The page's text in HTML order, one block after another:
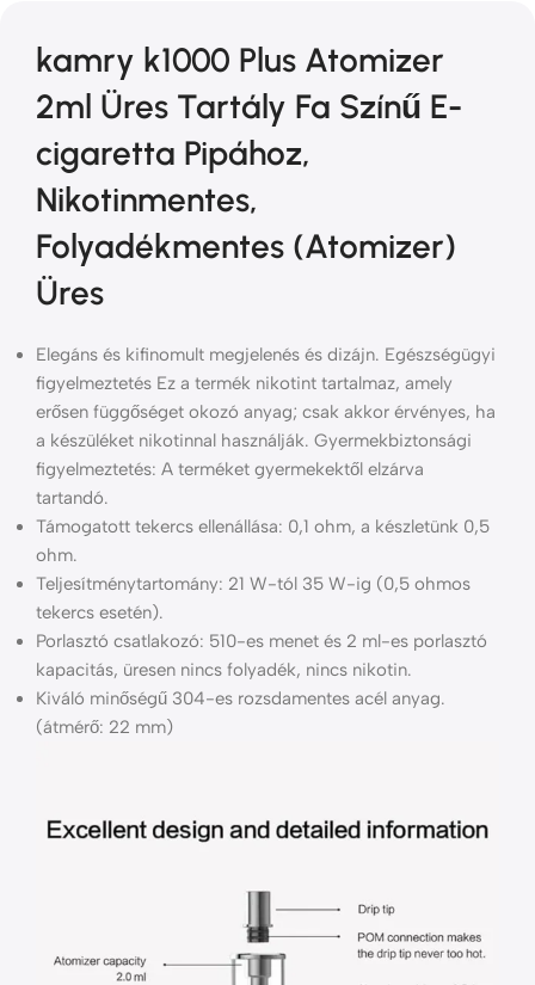
kamry k1000 Plus Atomizer
2ml Üres Tartály Fa Színű E-
cigaretta Pipához,
Nikotinmentes,
Folyadékmentes (Atomizer)
Üres
Elegáns és kifinomult megjelenés és dizájn. Egészségügyi
figyelmeztetés Ez a termék nikotint tartalmaz, amely
erősen függőséget okozó anyag; csak akkor érvényes, ha
a készüléket nikotinnal használják. Gyermekbiztonsági
figyelmeztetés: A terméket gyermekektől elzárva
tartandó.
Támogatott tekercs ellenállása: 0,1 ohm, a készletünk 0,5
ohm.
Teljesítménytartomány: 21 W-tól 35 W-ig (0,5 ohmos
tekercs esetén).
Porlasztó csatlakozó: 510-es menet és 2 ml-es porlasztó
kapacitás, üresen nincs folyadék, nincs nikotin.
Kiváló minőségű 304-es rozsdamentes acél anyag.
(átmérő: 22 mm)